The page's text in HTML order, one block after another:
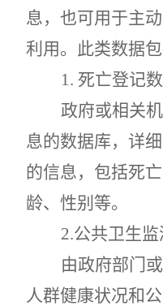
息，也可用于主
利用。此类数据
1. 死亡登记
政府或相关
息的数据库，详
的信息，包括死
龄、性别等。
2.公共卫生
由政府部门
人群健康状况和